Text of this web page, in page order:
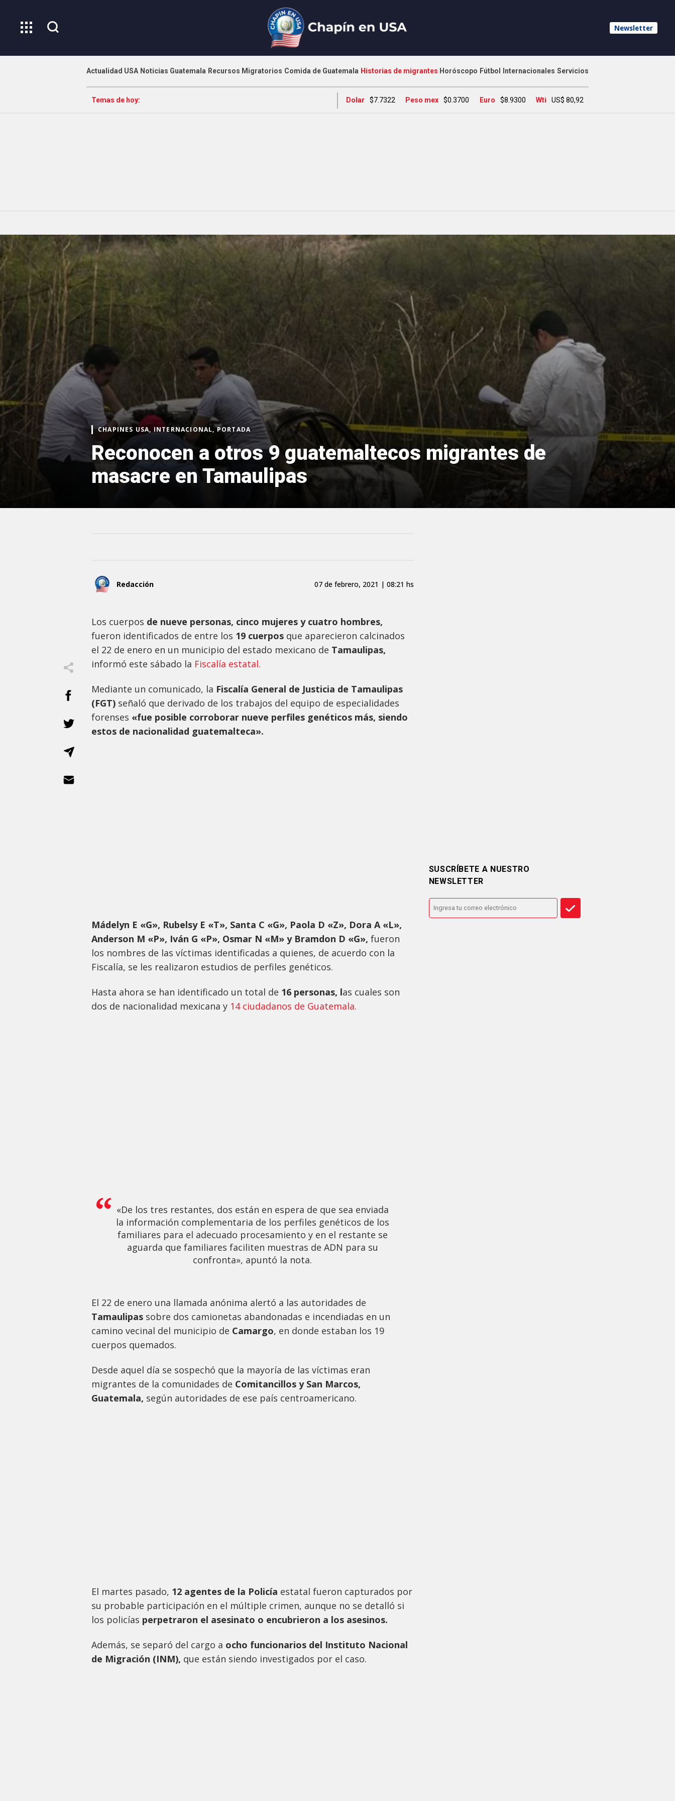
Newsletter
Actualidad USA Noticias Guatemala Recursos Migratorios Comida de Guatemala Historias de migrantes Horóscopo Fútbol Internacionales Servicios
Temas de hoy: Dolar $7.7322 Peso mex $0.3700 Euro $8.9300 Wti US$ 80,92
CHAPINES USA, INTERNACIONAL, PORTADA
Reconocen a otros 9 guatemaltecos migrantes de
masacre en Tamaulipas
Redacción 07 de febrero, 2021 | 08:21 hs
Los cuerpos de nueve personas, cinco mujeres y cuatro hombres,
fueron identificados de entre los 19 cuerpos que aparecieron calcinados
el 22 de enero en un municipio del estado mexicano de Tamaulipas,
informó este sábado la Fiscalía estatal.
Mediante un comunicado, la Fiscalía General de Justicia de Tamaulipas
(FGT) señaló que derivado de los trabajos del equipo de especialidades
forenses «fue posible corroborar nueve perfiles genéticos más, siendo
estos de nacionalidad guatemalteca».
Mádelyn E «G», Rubelsy E «T», Santa C «G», Paola D «Z», Dora A «L»,
Anderson M «P», Iván G «P», Osmar N «M» y Bramdon D «G», fueron
los nombres de las víctimas identificadas a quienes, de acuerdo con la
Fiscalía, se les realizaron estudios de perfiles genéticos.
Hasta ahora se han identificado un total de 16 personas, las cuales son
dos de nacionalidad mexicana y 14 ciudadanos de Guatemala.
«De los tres restantes, dos están en espera de que sea enviada
la información complementaria de los perfiles genéticos de los
familiares para el adecuado procesamiento y en el restante se
aguarda que familiares faciliten muestras de ADN para su
confronta», apuntó la nota.
El 22 de enero una llamada anónima alertó a las autoridades de
Tamaulipas sobre dos camionetas abandonadas e incendiadas en un
camino vecinal del municipio de Camargo, en donde estaban los 19
cuerpos quemados.
Desde aquel día se sospechó que la mayoría de las víctimas eran
migrantes de la comunidades de Comitancillos y San Marcos,
Guatemala, según autoridades de ese país centroamericano.
El martes pasado, 12 agentes de la Policía estatal fueron capturados por
su probable participación en el múltiple crimen, aunque no se detalló si
los policías perpetraron el asesinato o encubrieron a los asesinos.
Además, se separó del cargo a ocho funcionarios del Instituto Nacional
de Migración (INM), que están siendo investigados por el caso.
SUSCRÍBETE A NUESTRO
NEWSLETTER